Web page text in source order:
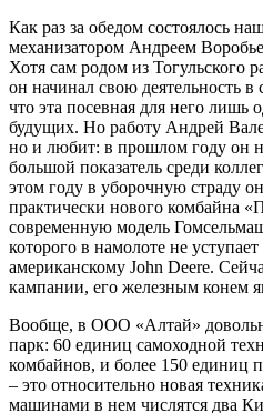
Как раз за обедом состоялось
механизатором Андреем
Хотя сам родом из Тогульского
он начинал свою деятельность в
что эта посевная для него лишь
будущих. Но работу Андрей
но и любит: в прошлом году он
большой показатель среди
этом году в уборочную страду
практически нового комбайна
современную модель
которого в намолоте не
американскому John Deere.
кампании, его железным конем
Вообще, в ООО «Алтай»
парк: 60 единиц самоходной
комбайнов, и более 150 единиц
– это относительно новая
машинами в нем числятся два